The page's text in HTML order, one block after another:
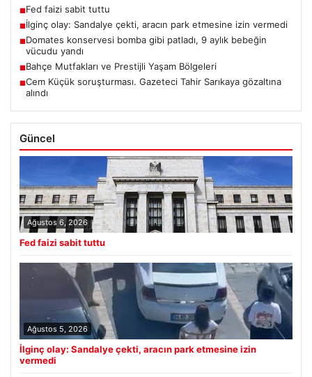
■Fed faizi sabit tuttu
■İlginç olay: Sandalye çekti, aracın park etmesine izin vermedi
■Domates konservesi bomba gibi patladı, 9 aylık bebeğin
vücudu yandı
■Bahçe Mutfakları ve Prestijli Yaşam Bölgeleri
■Cem Küçük soruşturması. Gazeteci Tahir Sarıkaya gözaltına
alındı
Güncel
Ağustos 6, 2026
Fed faizi sabit tuttu
Ağustos 5, 2026
İlginç olay: Sandalye çekti, aracın park etmesine izin
vermedi